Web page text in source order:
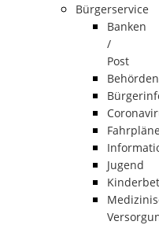
Bürgerservice
Banken
/
Post
Behörden
Fahrpläne
Jugend